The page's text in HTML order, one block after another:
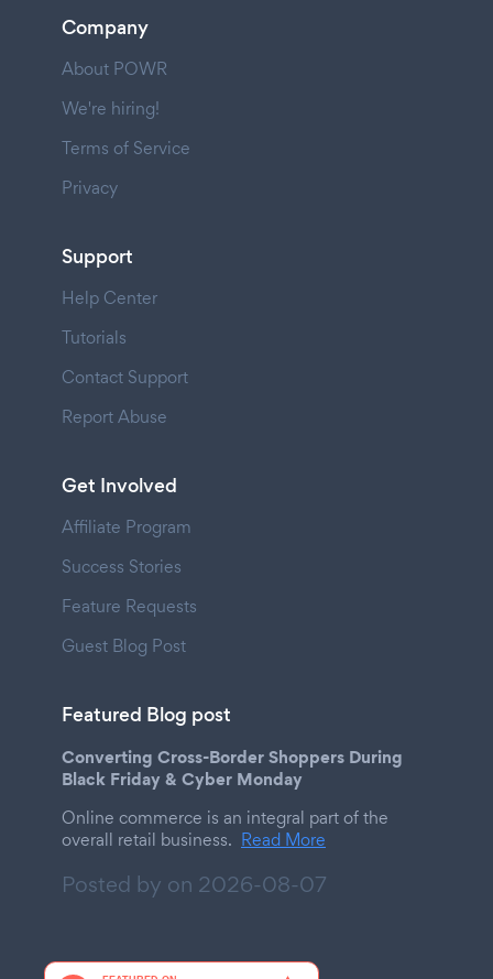
Company
About POWR
We're hiring!
Terms of Service
Privacy
Support
Help Center
Tutorials
Contact Support
Report Abuse
Get Involved
Affiliate Program
Success Stories
Feature Requests
Guest Blog Post
Featured Blog post
Converting Cross-Border Shoppers During
Black Friday & Cyber Monday
Online commerce is an integral part of the
overall retail business. Read More
Posted by on 2026-08-07